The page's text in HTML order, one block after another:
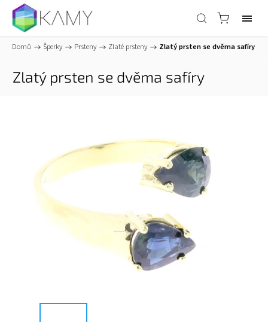
Domů / Šperky / Prsteny / Zlaté prsteny / Zlatý prsten se dvěma safíry
Zlatý prsten se dvěma safíry